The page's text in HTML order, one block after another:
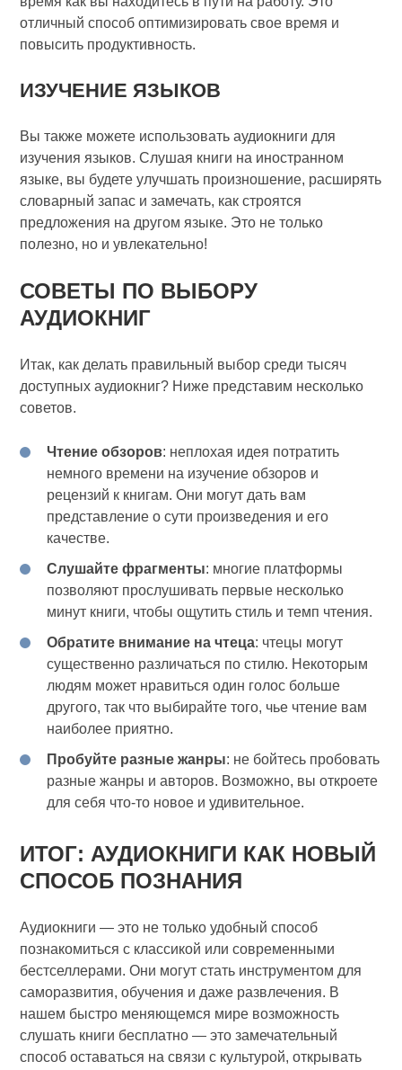
отличный способ оптимизировать свое время и
повысить продуктивность.
ИЗУЧЕНИЕ ЯЗЫКОВ
Вы также можете использовать аудиокниги для
изучения языков. Слушая книги на иностранном
языке, вы будете улучшать произношение, расширять
словарный запас и замечать, как строятся
предложения на другом языке. Это не только
полезно, но и увлекательно!
СОВЕТЫ ПО ВЫБОРУ
АУДИОКНИГ
Итак, как делать правильный выбор среди тысяч
доступных аудиокниг? Ниже представим несколько
советов.
Чтение обзоров: неплохая идея потратить
немного времени на изучение обзоров и
рецензий к книгам. Они могут дать вам
представление о сути произведения и его
качестве.
Слушайте фрагменты: многие платформы
позволяют прослушивать первые несколько
минут книги, чтобы ощутить стиль и темп чтения.
Обратите внимание на чтеца: чтецы могут
существенно различаться по стилю. Некоторым
людям может нравиться один голос больше
другого, так что выбирайте того, чье чтение вам
наиболее приятно.
Пробуйте разные жанры: не бойтесь пробовать
разные жанры и авторов. Возможно, вы откроете
для себя что-то новое и удивительное.
ИТОГ: АУДИОКНИГИ КАК НОВЫЙ
СПОСОБ ПОЗНАНИЯ
Аудиокниги — это не только удобный способ
познакомиться с классикой или современными
бестселлерами. Они могут стать инструментом для
саморазвития, обучения и даже развлечения. В
нашем быстро меняющемся мире возможность
слушать книги бесплатно — это замечательный
способ оставаться на связи с культурой, открывать